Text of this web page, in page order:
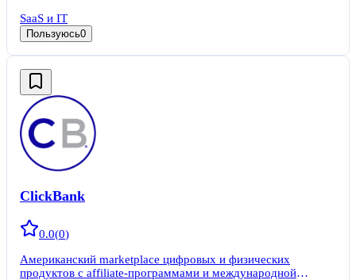
SaaS и IT
Пользуюсь0
ClickBank
0.0(0)
Американский marketplace цифровых и физических
продуктов с affiliate-программами и международной